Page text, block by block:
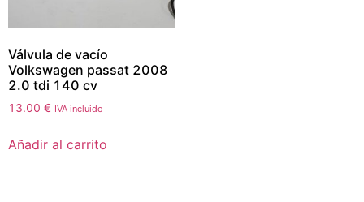
Válvula de vacío
Volkswagen passat 2008
2.0 tdi 140 cv
13.00 € IVA incluido
Añadir al carrito